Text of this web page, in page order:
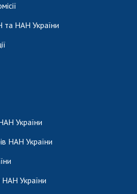
та НАН України
України
НАН України
НАН України